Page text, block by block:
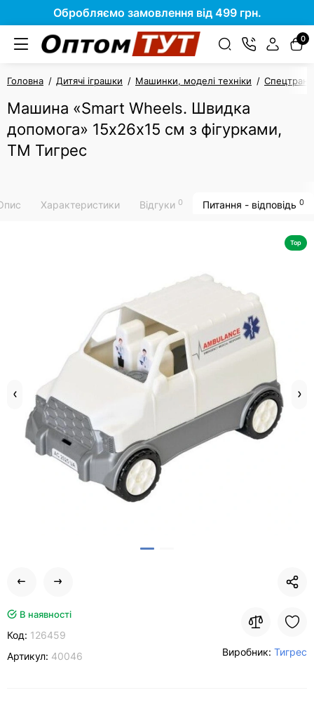
Обробляємо замовлення від 499 грн.
0
Головна Дитячі іграшки Машинки, моделі техніки
Машина «Smart Wheels. Швидка
допомога» 15х26х15 см з фігурками,
ТМ Тигрес
Характеристики Відгуки 0 Питання - відповідь 0
Top
В наявності
Код: 126459
Артикул: 40046 Виробник: Тигрес